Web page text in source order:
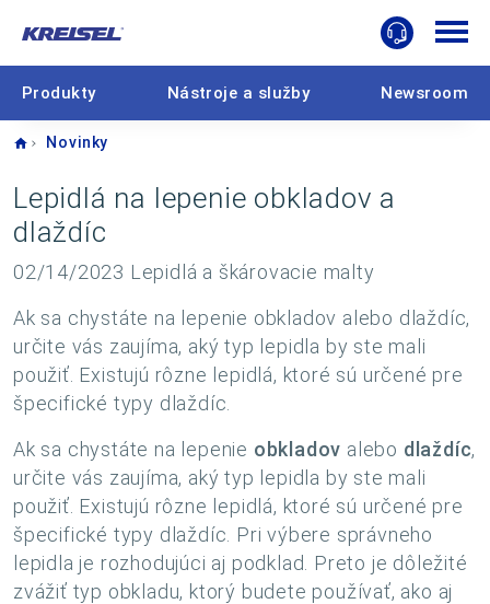
Produkty Nástroje a služby Newsroom
Home
Novinky
Lepidlá na lepenie obkladov a
dlaždíc
02/14/2023 Lepidlá a škárovacie malty
Ak sa chystáte na lepenie obkladov alebo dlaždíc,
určite vás zaujíma, aký typ lepidla by ste mali
použiť. Existujú rôzne lepidlá, ktoré sú určené pre
špecifické typy dlaždíc.
Ak sa chystáte na lepenie obkladov alebo dlaždíc,
určite vás zaujíma, aký typ lepidla by ste mali
použiť. Existujú rôzne lepidlá, ktoré sú určené pre
špecifické typy dlaždíc. Pri výbere správneho
lepidla je rozhodujúci aj podklad. Preto je dôležité
zvážiť typ obkladu, ktorý budete používať, ako aj